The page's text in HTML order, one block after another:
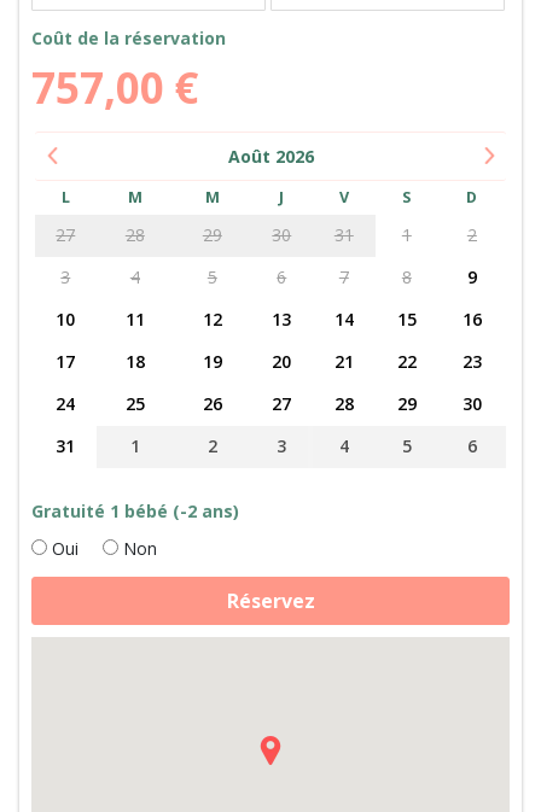
Coût de la réservation
757,00 €
Août 2026
L M M J V S D
27 28 29 30 31 1
2
3
4 5 6 7 8
9
10
11 12 13 14 15
16
17
18 19 20 21 22
23
24
25 26 27 28 29
30
31
1 2 3 4 5 6
Gratuité 1 bébé (-2 ans)
Oui
Non
quantité
Soin
des
Réservez